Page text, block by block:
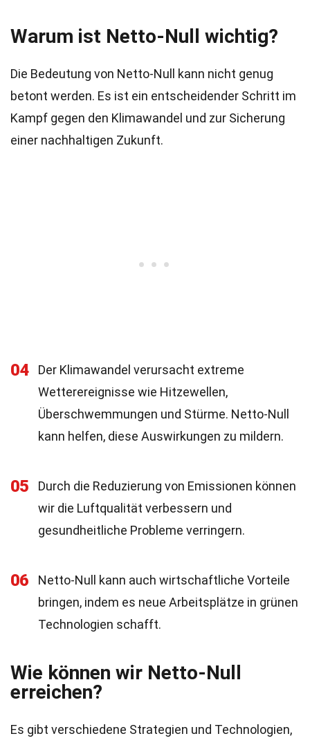
Warum ist Netto-Null wichtig?
Die Bedeutung von Netto-Null kann nicht genug
betont werden. Es ist ein entscheidender Schritt im
Kampf gegen den Klimawandel und zur Sicherung
einer nachhaltigen Zukunft.
04
Der Klimawandel verursacht extreme
Wetterereignisse wie Hitzewellen,
Überschwemmungen und Stürme. Netto-Null
kann helfen, diese Auswirkungen zu mildern.
05
Durch die Reduzierung von Emissionen können
wir die Luftqualität verbessern und
gesundheitliche Probleme verringern.
06
Netto-Null kann auch wirtschaftliche Vorteile
bringen, indem es neue Arbeitsplätze in grünen
Technologien schafft.
Wie können wir Netto-Null
erreichen?
Es gibt verschiedene Strategien und Technologien,